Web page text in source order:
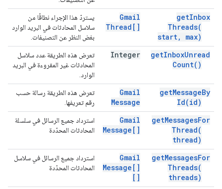
getInbox
Threads(
start, max)
Gmail
Thread[]
يستردّ هذا الإجراء نطاقًا من
سلاسل المحادثات في البريد الوارد
بغض النظر عن التصنيفات.
getInboxUnread
Count( )
Integer
تعرض هذه الطريقة عدد سلاسل
المحادثات غير المقروءة في البريد
الوارد.
getMessageBy
Id(id)
Gmail
Message
تعرض هذه الطريقة رسالة حسب
رقم تعريفها.
getMessagesFor
Thread(
thread)
Gmail
Message[]
استرداد جميع الرسائل في سلسلة
المحادثات المحدّدة
getMessagesFor
Threads(
threads)
Gmail
Message[]
[]
استرداد جميع الرسائل في سلاسل
المحادثات المحدّدة